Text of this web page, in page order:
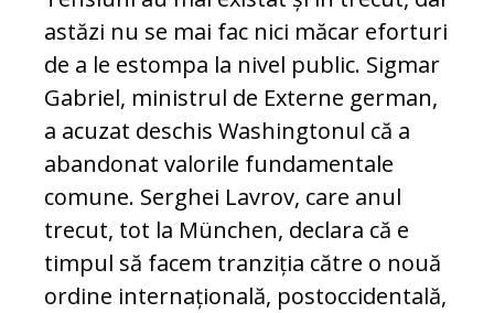
astăzi nu se mai fac nici măcar eforturi
de a le estompa la nivel public. Sigmar
Gabriel, ministrul de Externe german,
a acuzat deschis Washingtonul că a
abandonat valorile fundamentale
comune. Serghei Lavrov, care anul
trecut, tot la München, declara că e
timpul să facem tranziția către o nouă
ordine internațională, postoccidentală,